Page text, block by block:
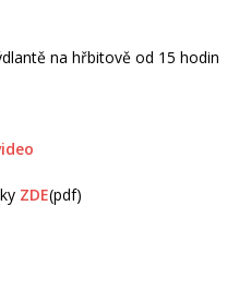
na hřbitově od 15 hodin
ZDE(pdf)